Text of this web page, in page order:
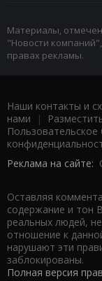
Материалы,
"Новости
правах рекламы.
Наши контакты и
нами |
Реклама на сайте:
Оставляя
содержание и тон
реальных людей,
отношение к
нарушают эти
заблокированы.
Полная версия